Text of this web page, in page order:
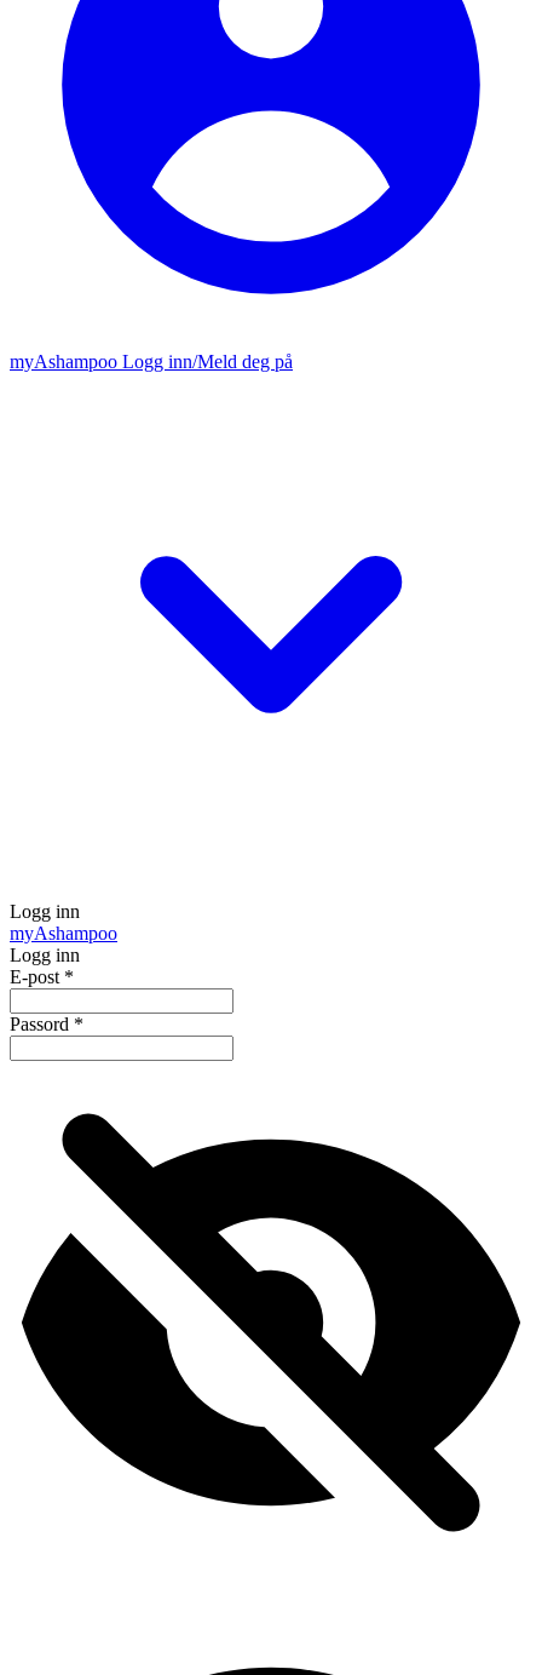
myAshampoo Logg inn/Meld deg på
Logg inn
myAshampoo
Logg inn
E-post *
Passord *